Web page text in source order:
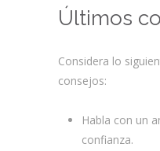
Últimos
Considera lo
consejos:
Habla con un
confianza.